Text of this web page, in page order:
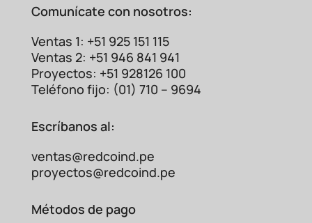
Comunícate con nosotros:
Ventas 1: +51 925 151 115
Ventas 2: +51 946 841 941
Proyectos: +51 928126 100
Teléfono fijo: (01) 710 – 9694
Escríbanos al:
ventas@redcoind.pe
proyectos@redcoind.pe
Métodos de pago